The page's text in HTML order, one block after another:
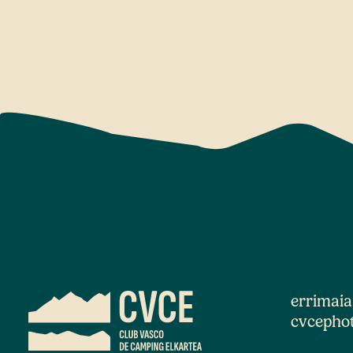
errimaia